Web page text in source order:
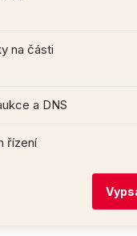
na části
a DNS
řízení